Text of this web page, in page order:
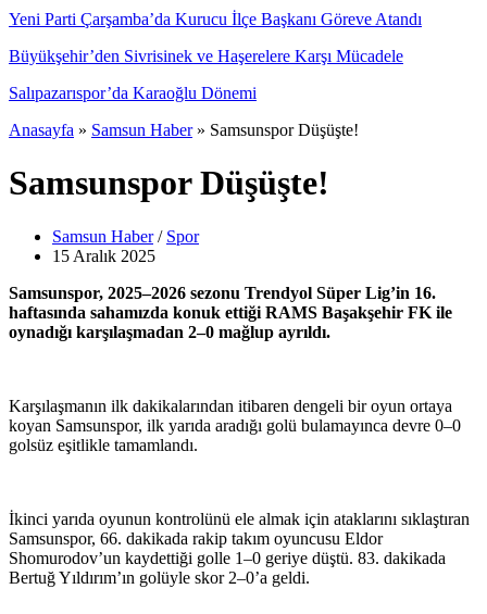
Yeni Parti Çarşamba’da Kurucu İlçe Başkanı Göreve Atandı
Büyükşehir’den Sivrisinek ve Haşerelere Karşı Mücadele
Salıpazarıspor’da Karaoğlu Dönemi
Anasayfa » Samsun Haber » Samsunspor Düşüşte!
Samsunspor Düşüşte!
Samsun Haber/ Spor
15 Aralık 2025
Samsunspor, 2025–2026 sezonu Trendyol Süper Lig’in 16.
haftasında sahamızda konuk ettiği RAMS Başakşehir FK ile
oynadığı karşılaşmadan 2–0 mağlup ayrıldı.
Karşılaşmanın ilk dakikalarından itibaren dengeli bir oyun ortaya
koyan Samsunspor, ilk yarıda aradığı golü bulamayınca devre 0–0
golsüz eşitlikle tamamlandı.
İkinci yarıda oyunun kontrolünü ele almak için ataklarını sıklaştıran
Samsunspor, 66. dakikada rakip takım oyuncusu Eldor
Shomurodov’un kaydettiği golle 1–0 geriye düştü. 83. dakikada
Bertuğ Yıldırım’ın golüyle skor 2–0’a geldi.